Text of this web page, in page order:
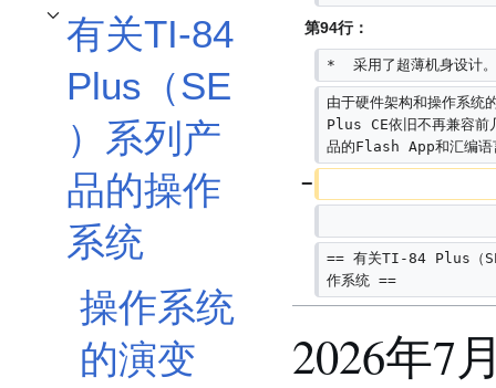
有关TI-84
Plus（SE
）系列产
品的操作
系统
开关有关TI-84 Plus（SE）系列产品的操作系统子章节
操作系统
的演变
第94行：
*  采用了超薄机身设计。
由于硬件架构和操作系
Plus CE依旧不再兼容
品的Flash App和汇编语
== 有关TI-84 Plus（
作系统 ==
2026年7